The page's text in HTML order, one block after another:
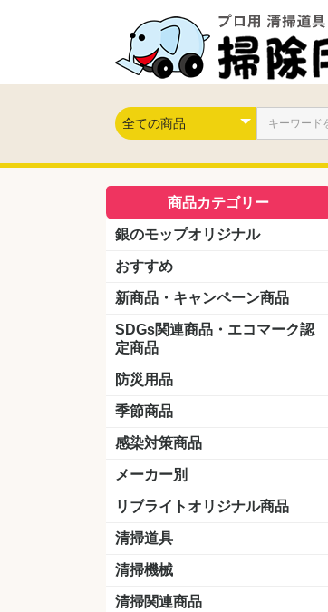
商品カテゴリー
銀のモップオリジナル
おすすめ
新商品・キャンペーン商品
キャンペーン商品
新製品
SDGs関連商品・エコマーク認
定商品
防災用品
季節商品
感染対策商品
おう吐物
除菌洗剤
うがい薬
マスク
手洗い石鹸
手指消毒
手袋
メーカー別
クオリティ
ニイタカ
シーバイエス
リンレイ
ペンギンワックス
横浜油脂工業
ミッケル化学（旧：スイショウ
ユシロ化学
コニシ
つやげん
ダイカ商事
スリーエムジャパン
山崎産業
テラモト
セイワ
エトレー
ラバーメイド
ジャパックス
日本サニパック
ケルヒャー
マキタ
ショーワグローブ
花王
サラヤ
アルボース
コスケム
ミヤキ
紺商
信徳ポミー
リブライトオリジナル商品
LLオレンジクリーナー
LL油脂専用クリーナー
LLワックスモップ
LL-21
マーベラスiL
清掃道具
ほうき
ちりとり
モップ及び関連品
モップ
ハードフロア用ダストモップ
テラモト
その他
清掃機械
掃除機
高圧洗浄機
吸水機
カーペット用マシン
送風機
ポリッシャー
ポリッシャー・自動床洗浄機用
掃除機用紙パック
その他
清掃関連商品